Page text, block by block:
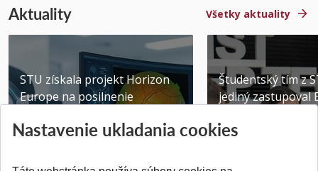
Aktuality Všetky aktuality
STU získala projekt Horizon
Europe na posilnenie
Publikované 31.07.2026
Študentský tím z
jediný zastupoval
Publikované
Nastavenie ukladania cookies